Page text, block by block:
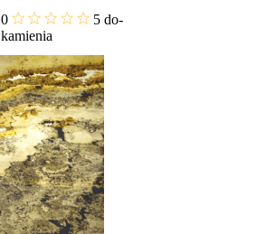
0 5 do-
kamienia